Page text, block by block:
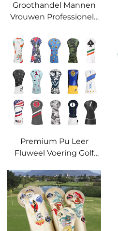
Groothandel Mannen
Vrouwen Professionele
Hoofdhoes Set
Premium PU Leren
Driver Hybrid Putter
Hoes
Premium Pu Leer
Fluweel Voering Golf
met Borduurwerk Op
Maat Ontwerp